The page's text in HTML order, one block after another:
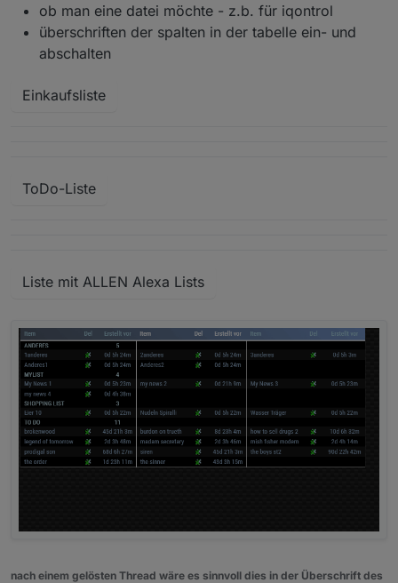
ob man eine datei möchte - z.b. für iqontrol
überschriften der spalten in der tabelle ein- und
abschalten
Einkaufsliste
ToDo-Liste
Liste mit ALLEN Alexa Lists
nach einem gelösten Thread wäre es sinnvoll dies in der Überschrift des